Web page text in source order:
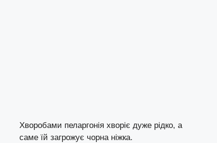
Хворобами пеларгонія хворіє дуже рідко, а
саме їй загрожує чорна ніжка.